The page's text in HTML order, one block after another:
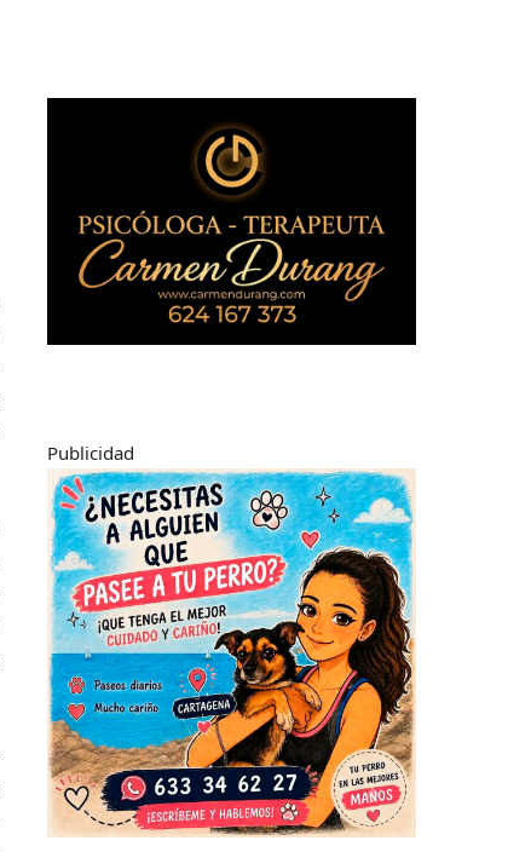
Publicidad